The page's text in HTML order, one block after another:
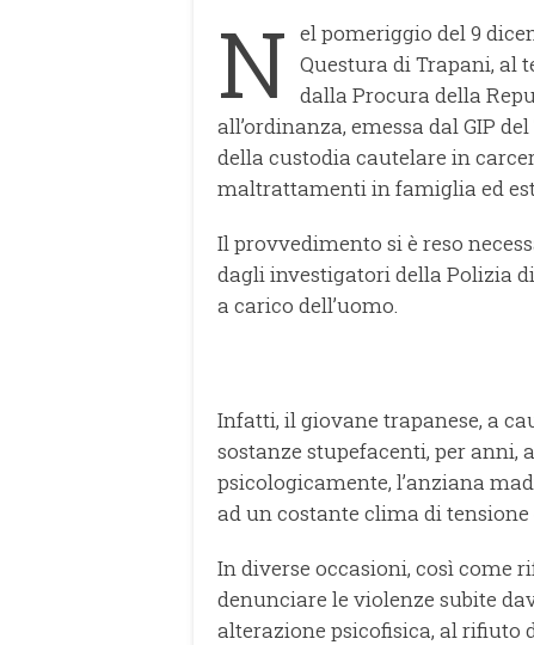
N el pomeriggio del 9
Questura di Trapani, al
dalla Procura della
all’ordinanza, emessa dal GIP
della custodia cautelare in
maltrattamenti in famiglia ed
Il provvedimento si è reso
dagli investigatori della Polizia
a carico dell’uomo.
Infatti, il giovane trapanese, a
sostanze stupefacenti, per anni,
psicologicamente, l’anziana
ad un costante clima di tensione
In diverse occasioni, così come
denunciare le violenze subite
alterazione psicofisica, al rifiuto